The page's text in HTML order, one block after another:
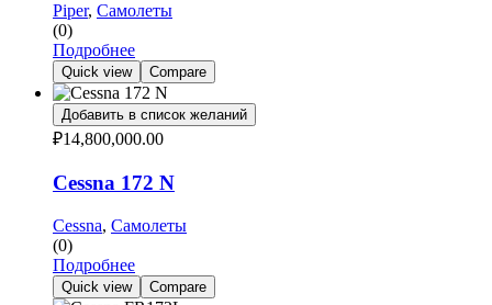
Piper, Самолеты
(0)
Подробнее
Quick view Compare
Добавить в список желаний
₽14,800,000.00
Cessna 172 N
Cessna, Самолеты
(0)
Подробнее
Quick view Compare